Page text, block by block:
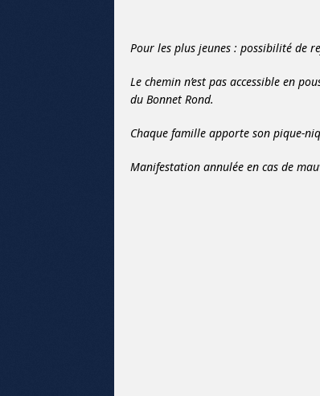
Pour les plus jeunes : possibilité de
Le chemin n’est pas accessible en
du Bonnet Rond.
Chaque famille apporte son pique-
Manifestation annulée en cas de